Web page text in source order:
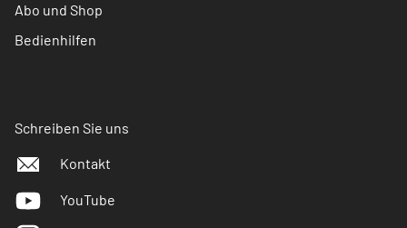
Abo und Shop
Bedienhilfen
Schreiben Sie uns
Kontakt
YouTube